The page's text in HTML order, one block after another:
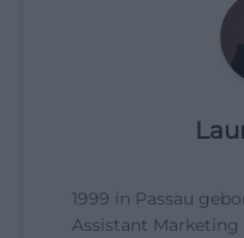
1999 in Passau
Assistant Marketing